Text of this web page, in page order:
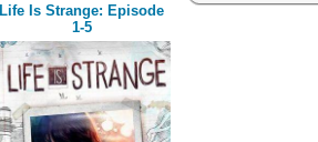
Life Is Strange: Episode
1-5